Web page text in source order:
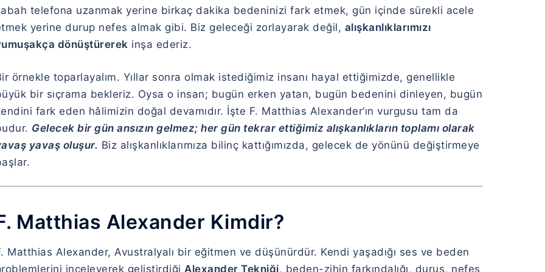
telefona uzanmak yerine birkaç dakika bedeninizi fark etmek, gün içinde sürekli acele
yerine durup nefes almak gibi. Biz geleceği zorlayarak değil, alışkanlıklarımızı
dönüştürerek inşa ederiz.
örnekle toparlayalım. Yıllar sonra olmak istediğimiz insanı hayal ettiğimizde, genellikle
bir sıçrama bekleriz. Oysa o insan; bugün erken yatan, bugün bedenini dinleyen, bugün
fark eden hâlimizin doğal devamıdır. İşte F. Matthias Alexander’ın vurgusu tam da
Gelecek bir gün ansızın gelmez; her gün tekrar ettiğimiz alışkanlıkların toplamı olarak
yavaş oluşur. Biz alışkanlıklarımıza bilinç kattığımızda, gelecek de yönünü değiştirmeye
Matthias Alexander Kimdir?
Matthias Alexander, Avustralyalı bir eğitmen ve düşünürdür. Kendi yaşadığı ses ve beden
inceleyerek geliştirdiği Alexander Tekniği, beden-zihin farkındalığı, duruş, nefes